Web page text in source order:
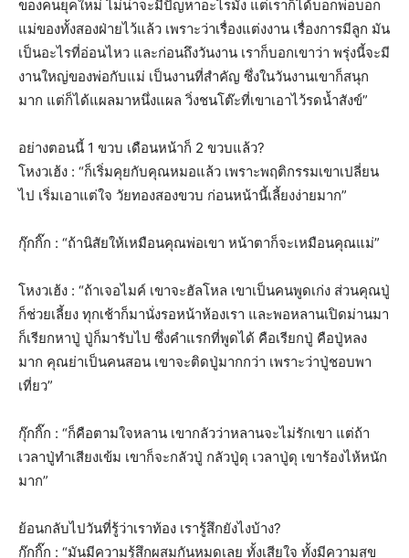
ของคนยุคใหม่ ไม่น่าจะมีปัญหาอะไรมั้ง แต่เราก็ได้บอกพ่อบอก
แม่ของทั้งสองฝ่ายไว้แล้ว เพราะว่าเรื่องแต่งงาน เรื่องการมีลูก มัน
เป็นอะไรที่อ่อนไหว และก่อนถึงวันงาน เราก็บอกเขาว่า พรุ่งนี้จะมี
งานใหญ่ของพ่อกับแม่ เป็นงานที่สำคัญ ซึ่งในวันงานเขาก็สนุก
มาก แต่ก็ได้แผลมาหนึ่งแผล วิ่งชนโต๊ะที่เขาเอาไว้รดน้ำสังข์”
อย่างตอนนี้ 1 ขวบ เดือนหน้าก็ 2 ขวบแล้ว?
โหงวเฮ้ง : “ก็เริ่มคุยกับคุณหมอแล้ว เพราะพฤติกรรมเขาเปลี่ยน
ไป เริ่มเอาแต่ใจ วัยทองสองขวบ ก่อนหน้านี้เลี้ยงง่ายมาก”
กุ๊กกิ๊ก : “ถ้านิสัยให้เหมือนคุณพ่อเขา หน้าตาก็จะเหมือนคุณแม่”
โหงวเฮ้ง : “ถ้าเจอไมค์ เขาจะฮัลโหล เขาเป็นคนพูดเก่ง ส่วนคุณปู่
ก็ช่วยเลี้ยง ทุกเช้าก็มานั่งรอหน้าห้องเรา และพอหลานเปิดม่านมา
ก็เรียกหาปู่ ปู่ก็มารับไป ซึ่งคำแรกที่พูดได้ คือเรียกปู่ คือปู่หลง
มาก คุณย่าเป็นคนสอน เขาจะติดปู่มากกว่า เพราะว่าปู่ชอบพา
เที่ยว”
กุ๊กกิ๊ก : “ก็คือตามใจหลาน เขากลัวว่าหลานจะไม่รักเขา แต่ถ้า
เวลาปู่ทำเสียงเข้ม เขาก็จะกลัวปู่ กลัวปู่ดุ เวลาปู่ดุ เขาร้องไห้หนัก
มาก”
ย้อนกลับไปวันที่รู้ว่าเราท้อง เรารู้สึกยังไงบ้าง?
กุ๊กกิ๊ก : “มันมีความรู้สึกผสมกันหมดเลย ทั้งเสียใจ ทั้งมีความสุข